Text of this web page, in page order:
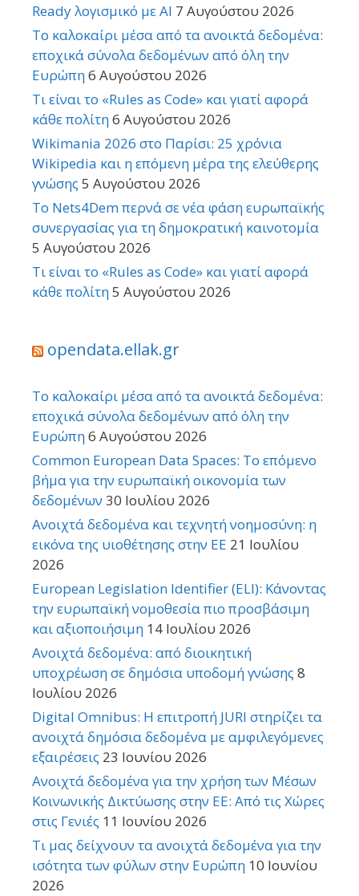
Ready λογισμικό με AI 7 Αυγούστου 2026
Το καλοκαίρι μέσα από τα ανοικτά δεδομένα:
εποχικά σύνολα δεδομένων από όλη την
Ευρώπη6 Αυγούστου 2026
Τι είναι το «Rules as Code» και γιατί αφορά
κάθε πολίτη6 Αυγούστου 2026
Wikimania 2026 στο Παρίσι: 25 χρόνια
Wikipedia και η επόμενη μέρα της ελεύθερης
γνώσης 5 Αυγούστου 2026
Το Nets4Dem περνά σε νέα φάση ευρωπαϊκής
συνεργασίας για τη δημοκρατική καινοτομία
5 Αυγούστου 2026
Τι είναι το «Rules as Code» και γιατί αφορά
κάθε πολίτη5 Αυγούστου 2026
opendata.ellak.gr
Το καλοκαίρι μέσα από τα ανοικτά δεδομένα:
εποχικά σύνολα δεδομένων από όλη την
Ευρώπη6 Αυγούστου 2026
Common European Data Spaces: Το επόμενο
βήμα για την ευρωπαϊκή οικονομία των
δεδομένων 30 Ιουλίου 2026
Ανοιχτά δεδομένα και τεχνητή νοημοσύνη: η
εικόνα της υιοθέτησης στην ΕΕ 21 Ιουλίου
2026
European Legislation Identifier (ELI): Κάνοντας
την ευρωπαϊκή νομοθεσία πιο προσβάσιμη
και αξιοποιήσιμη 14 Ιουλίου 2026
Ανοιχτά δεδομένα: από διοικητική
υποχρέωση σε δημόσια υποδομή γνώσης 8
Ιουλίου 2026
Digital Omnibus: Η επιτροπή JURI στηρίζει τα
ανοιχτά δημόσια δεδομένα με αμφιλεγόμενες
εξαιρέσεις 23 Ιουνίου 2026
Ανοιχτά δεδομένα για την χρήση των Μέσων
Κοινωνικής Δικτύωσης στην ΕΕ: Από τις Χώρες
στις Γενιές 11 Ιουνίου 2026
Τι μας δείχνουν τα ανοιχτά δεδομένα για την
ισότητα των φύλων στην Ευρώπη 10 Ιουνίου
2026